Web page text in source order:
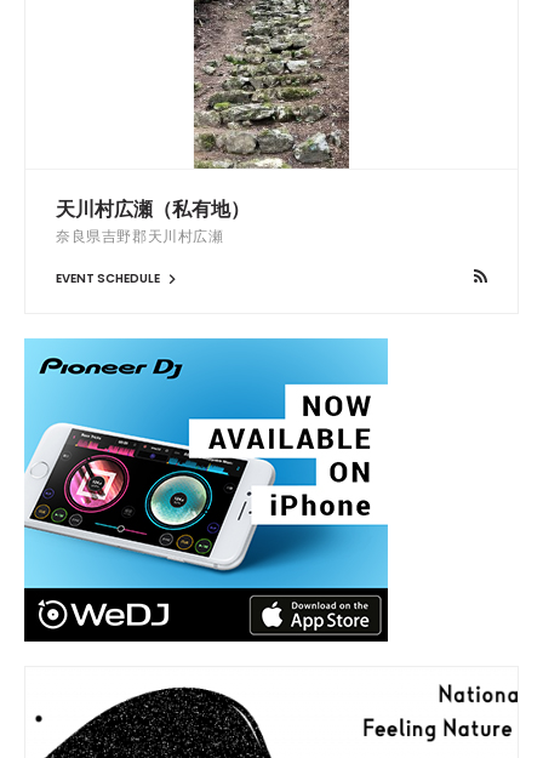
天川村広瀬（私有地）
奈良県吉野郡天川村広瀬
EVENT SCHEDULE